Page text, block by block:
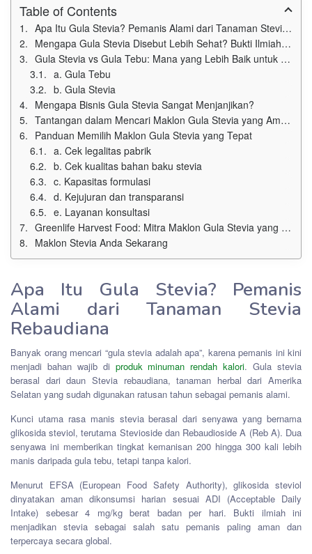
Table of Contents
Apa Itu Gula Stevia? Pemanis Alami dari Tanaman Stevia Rebaudiana
Mengapa Gula Stevia Disebut Lebih Sehat? Bukti Ilmiah yang Perlu Anda Tahu
Gula Stevia vs Gula Tebu: Mana yang Lebih Baik untuk Kesehatan dan Industri?
a. Gula Tebu
b. Gula Stevia
Mengapa Bisnis Gula Stevia Sangat Menjanjikan?
Tantangan dalam Mencari Maklon Gula Stevia yang Aman dan Halal
Panduan Memilih Maklon Gula Stevia yang Tepat
a. Cek legalitas pabrik
b. Cek kualitas bahan baku stevia
c. Kapasitas formulasi
d. Kejujuran dan transparansi
e. Layanan konsultasi
Greenlife Harvest Food: Mitra Maklon Gula Stevia yang Aman, Halal, dan Berstandar Tinggi
Maklon Stevia Anda Sekarang
Apa Itu Gula Stevia? Pemanis
Alami dari Tanaman Stevia
Rebaudiana
Banyak orang mencari “gula stevia adalah apa”, karena pemanis ini kini
menjadi bahan wajib di produk minuman rendah kalori. Gula stevia
berasal dari daun Stevia rebaudiana, tanaman herbal dari Amerika
Selatan yang sudah digunakan ratusan tahun sebagai pemanis alami.
Kunci utama rasa manis stevia berasal dari senyawa yang bernama
glikosida steviol, terutama Stevioside dan Rebaudioside A (Reb A). Dua
senyawa ini memberikan tingkat kemanisan 200 hingga 300 kali lebih
manis daripada gula tebu, tetapi tanpa kalori.
Menurut EFSA (European Food Safety Authority), glikosida steviol
dinyatakan aman dikonsumsi harian sesuai ADI (Acceptable Daily
Intake) sebesar 4 mg/kg berat badan per hari. Bukti ilmiah ini
menjadikan stevia sebagai salah satu pemanis paling aman dan
terpercaya secara global.